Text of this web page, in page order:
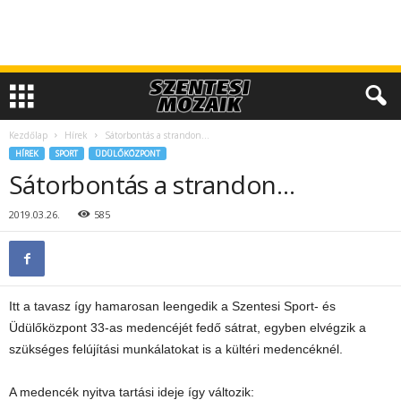
Kezdőlap Hírek Sátorbontás a strandon…
HÍREK SPORT ÜDÜLŐKÖZPONT
Sátorbontás a strandon…
2019.03.26. 585
Itt a tavasz így hamarosan leengedik a Szentesi Sport- és
Üdülőközpont 33-as medencéjét fedő sátrat, egyben elvégzik a
szükséges felújítási munkálatokat is a kültéri medencéknél.
A medencék nyitva tartási ideje így változik: